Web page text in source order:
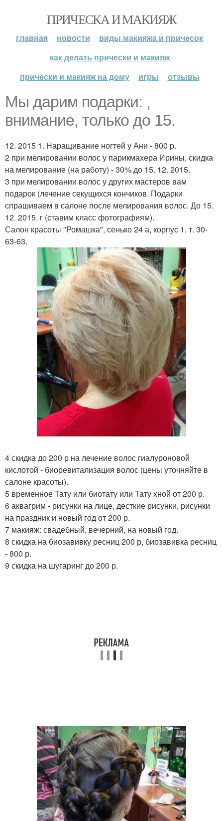
ПРИЧЕСКА И МАКИЯЖ
главная новости
виды макияжа и причесок
как делать прически и макияж
прически и макияж на дому
игры отзывы
Мы дарим подарки: ,
внимание, только до 15.
12. 2015 1. Наращивание ногтей у Ани - 800 р.
2 при мелировании волос у парикмахера Ирины, скидка
на мелирование (на работу) - 30% до 15. 12. 2015.
3 при мелировании волос у других мастеров вам
подарок (лечение секущихся кончиков. Подарки
спрашиваем в салоне после мелирования волос. До 15.
12. 2015. г (ставим класс фотографиям).
Салон красоты "Ромашка", сенько 24 а, корпус 1, т. 30-
63-63.
4 скидка до 200 р на лечение волос гиалуроновой
кислотой - биоревитализация волос (цены уточняйте в
салоне красоты).
5 временное Тату или биотату или Тату хной от 200 р.
6 аквагрим - рисунки на лице, десткие рисунки, рисунки
на праздник и новый год от 200 р.
7 макияж: свадебный, вечерний, на новый год.
8 скидка на биозавивку ресниц 200 р, биозавивка ресниц
- 800 р.
9 скидка на шугаринг до 200 р.